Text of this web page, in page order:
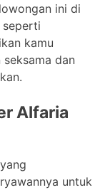
ini di
kamu
dan
Alfaria
untuk